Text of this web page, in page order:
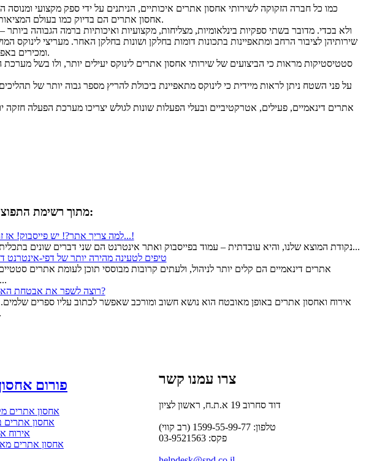
כמו כל חברה הזקוקה לשירותי אחסון אתרים איכותיים, הניתנים על ידי ספק מקצועי
אחסון אתרים הם בדיוק כמו בעולם המציאותי: מהווים את השטח עליו תתקיים הפעילות העסקית ומוצעים על ידי גורמים שונים בשוק, חלקם מקצועיים יותר ואחרים פחות.
שירותיהן לציבור הרחב ומתאפיינות בתכונות דומות בחלקן ושונות בחלקן האחר. מעריצי
מעריצי WINDOWS ומכירים באפקטיביות של החברה, בנחיצותה בשוק ובהיותה הכוח העיקרי כיום בין החברות השונות של אחסון אתרים.
סטטיסטיקות מראות כי הביצועים של שירותי אחסון אתרים לינוקס יעילים יותר, ולו בשל
על פני השטח ניתן לראות מיידית כי לינוקס מתאפיינת ביכולת להריץ מספר גבוה יותר של
אתרים דינאמיים, פעילים, אטרקטיביים ובעלי הפעלות שונות לגולש יצריכו מערכת הפעלה
מתוך רשימת התפוצה שלנו:
למה צריך אתר?! יש פייסבוק! אז זהו, שלא...!
נקודת המוצא שלנו, והיא עובדתית – עמוד בפייסבוק ואתר אינטרנט הם שני דברים שונים בתכלית והם גם...
2 טיפים לטעינה מהירה יותר של דפי-אינטרנט
רוצה לשפר את אבטחת האתר שלך?
אירוח ואחסון אתרים באופן מאובטח הוא נושא חשוב ומורכב שאפשר לכתוב עליו ספרים שלמים.
פורום
אחסון אתרים
אחסון אתרים
אירוח
אחסון אתרים
צרו עמנו קשר
דוד סחרוב 19 א.ת.ח, ראשון לציון
טלפון: 1599-55-99-77 (רב קווי)
פקס: 03-9521563